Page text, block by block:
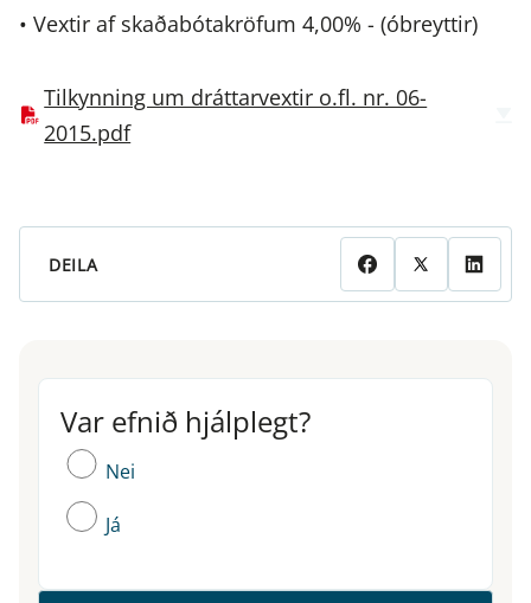
• Vextir af skaðabótakröfum 4,00% - (óbreyttir)
Tilkynning um dráttarvextir o.fl. nr. 06-
2015.pdf
DEILA
Var efnið hjálplegt?
Var efnið hjálplegt?
Nei
Já